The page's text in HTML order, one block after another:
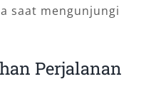
saat mengunjungi
Perjalanan